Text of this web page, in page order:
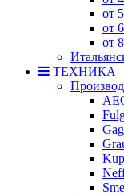
от
от
от
ТЕХНИКА